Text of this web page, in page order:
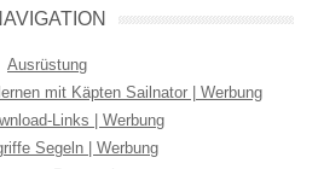
Ausrüstung
mit Käpten Sailnator | Werbung
Links | Werbung
Segeln | Werbung